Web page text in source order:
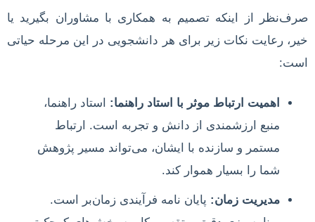
صرف‌نظر از اینکه تصمیم به همکاری با مشاوران بگیرید یا
خیر، رعایت نکات زیر برای هر دانشجویی در این مرحله حیاتی
است:
اهمیت ارتباط موثر با استاد راهنما: استاد راهنما،
منبع ارزشمندی از دانش و تجربه است. ارتباط
مستمر و سازنده با ایشان، می‌تواند مسیر پژوهش
شما را بسیار هموار کند.
مدیریت زمان: پایان نامه فرآیندی زمان‌بر است.